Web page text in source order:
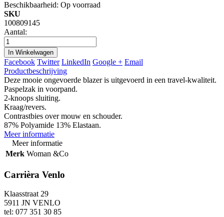
Beschikbaarheid: Op voorraad
SKU
100809145
Aantal:
In Winkelwagen
Facebook Twitter LinkedIn Google + Email
Productbeschrijving
Deze mooie ongevoerde blazer is uitgevoerd in een travel-kwaliteit.
Paspelzak in voorpand.
2-knoops sluiting.
Kraag/revers.
Contrastbies over mouw en schouder.
87% Polyamide 13% Elastaan.
Meer informatie
Meer informatie
Merk Woman &Co
Carrièra Venlo
Klaasstraat 29
5911 JN VENLO
tel: 077 351 30 85